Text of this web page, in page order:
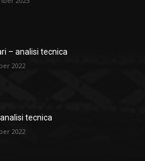
– analisi tecnica
2022
tecnica
2022